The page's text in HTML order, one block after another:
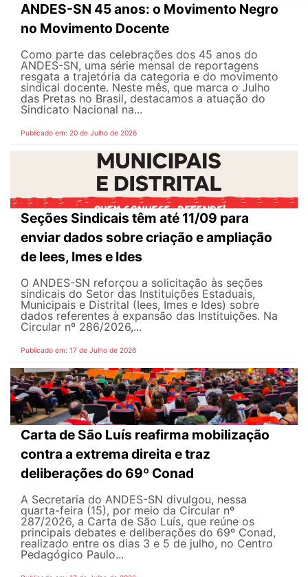
ANDES-SN 45 anos: o Movimento Negro
no Movimento Docente
Como parte das celebrações dos 45 anos do
ANDES-SN, uma série mensal de reportagens
resgata a trajetória da categoria e do movimento
sindical docente. Neste mês, que marca o Julho
das Pretas no Brasil, destacamos a atuação do
Sindicato Nacional na...
Publicado em: 20 de Julho de 2026
Seções Sindicais têm até 11/09 para
enviar dados sobre criação e ampliação
de Iees, Imes e Ides
O ANDES-SN reforçou a solicitação às seções
sindicais do Setor das Instituições Estaduais,
Municipais e Distrital (Iees, Imes e Ides) sobre
dados referentes à expansão das Instituições. Na
Circular nº 286/2026,...
Publicado em: 17 de Julho de 2026
Carta de São Luís reafirma mobilização
contra a extrema direita e traz
deliberações do 69º Conad
A Secretaria do ANDES-SN divulgou, nessa
quarta-feira (15), por meio da Circular nº
287/2026, a Carta de São Luís, que reúne os
principais debates e deliberações do 69º Conad,
realizado entre os dias 3 e 5 de julho, no Centro
Pedagógico Paulo...